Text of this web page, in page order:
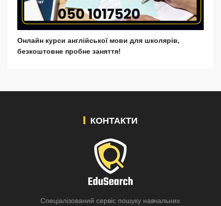
Онлайн курси англійської мови для школярів,
безкоштовне пробне заняття!
КОНТАКТИ
Спеціалізований сервіс пошуку навчальних